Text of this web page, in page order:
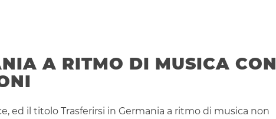
A RITMO DI MUSICA CON
ed il titolo Trasferirsi in Germania a ritmo di musica non